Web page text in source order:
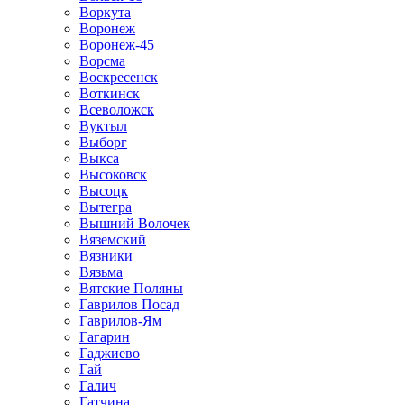
Воркута
Воронеж
Воронеж-45
Ворсма
Воскресенск
Воткинск
Всеволожск
Вуктыл
Выборг
Выкса
Высоковск
Высоцк
Вытегра
Вышний Волочек
Вяземский
Вязники
Вязьма
Вятские Поляны
Гаврилов Посад
Гаврилов-Ям
Гагарин
Гаджиево
Гай
Галич
Гатчина